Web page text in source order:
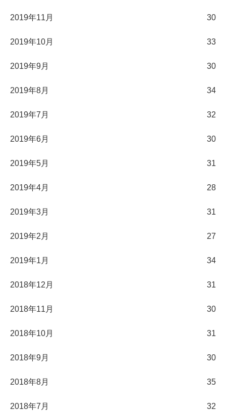
2019年11月 30
2019年10月 33
2019年9月 30
2019年8月 34
2019年7月 32
2019年6月 30
2019年5月 31
2019年4月 28
2019年3月 31
2019年2月 27
2019年1月 34
2018年12月 31
2018年11月 30
2018年10月 31
2018年9月 30
2018年8月 35
2018年7月 32